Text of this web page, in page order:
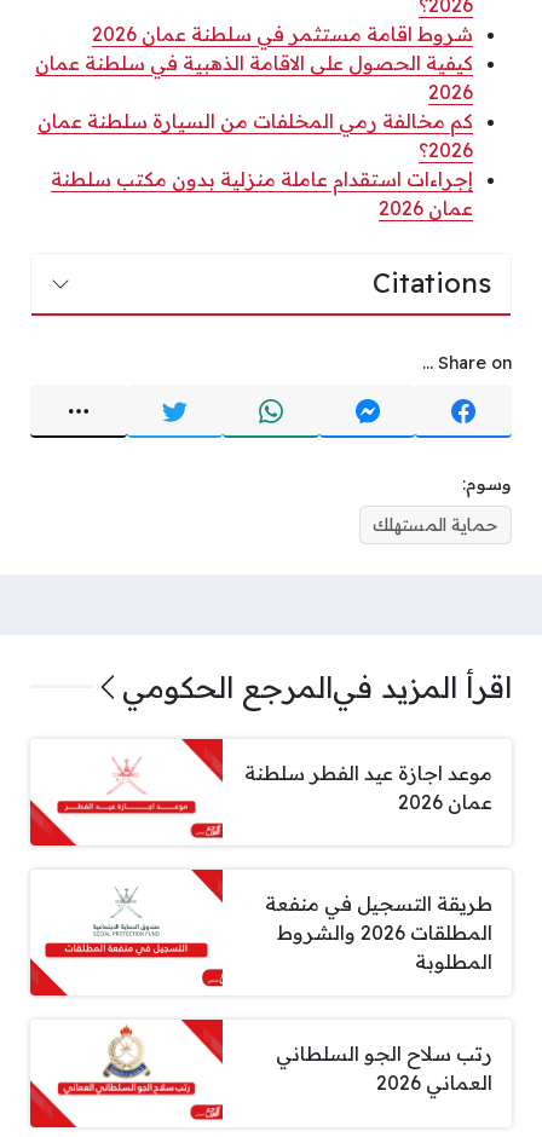
2026؟
شروط اقامة مستثمر في سلطنة عمان 2026
كيفية الحصول على الاقامة الذهبية في سلطنة عمان
2026
كم مخالفة رمي المخلفات من السيارة سلطنة عمان
2026؟
إجراءات استقدام عاملة منزلية بدون مكتب سلطنة
عمان 2026
Citations
Share on ...
وسوم:
حماية المستهلك
اقرأ المزيد فيالمرجع الحكومي
موعد اجازة عيد الفطر سلطنة
عمان 2026
طريقة التسجيل في منفعة
المطلقات 2026 والشروط
المطلوبة
رتب سلاح الجو السلطاني
العماني 2026